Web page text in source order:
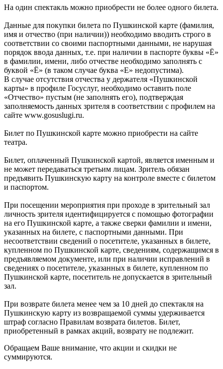
На один спектакль можно приобрести не более одного билета.
Данные для покупки билета по Пушкинской карте (фамилия,
имя и отчество (при наличии)) необходимо вводить строго в
соответствии со своими паспортными данными, не нарушая
порядок ввода данных, т.е. при наличии в паспорте буквы «Ё»
в фамилии, имени, либо отчестве необходимо заполнять с
буквой «Ё» (в таком случае буква «Е» недопустима).
В случае отсутствия отчества у держателя «Пушкинской
карты» в профиле Госуслуг, необходимо оставить поле
«Отчество» пустым (не заполнять его), подтверждая
заполняемость данных зрителя в соответствии с профилем на
сайте www.gosuslugi.ru.
Билет по Пушкинской карте можно приобрести на сайте
театра.
Билет, оплаченный Пушкинской картой, является именным и
не может передаваться третьим лицам. Зритель обязан
предъявить Пушкинскую карту на контроле вместе с билетом
и паспортом.
При посещении мероприятия при проходе в зрительный зал
личность зрителя идентифицируется с помощью фотографии
на его Пушкинской карте, а также сверки фамилии и имени,
указанных на билете, с паспортными данными. При
несоответствии сведений о посетителе, указанных в билете,
купленном по Пушкинской карте, сведениям, содержащимся в
предъявляемом документе, или при наличии исправлений в
сведениях о посетителе, указанных в билете, купленном по
Пушкинской карте, посетитель не допускается в зрительный
зал.
При возврате билета менее чем за 10 дней до спектакля на
Пушкинскую карту из возвращаемой суммы удерживается
штраф согласно Правилам возврата билетов. Билет,
приобретенный в рамках акций, возврату не подлежит.
Обращаем Ваше внимание, что акции и скидки не
суммируются.